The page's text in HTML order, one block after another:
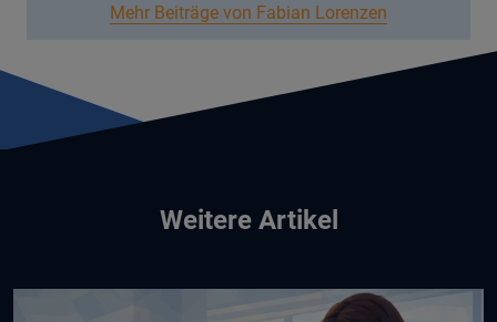
Mehr Beiträge von Fabian Lorenzen
Weitere Artikel